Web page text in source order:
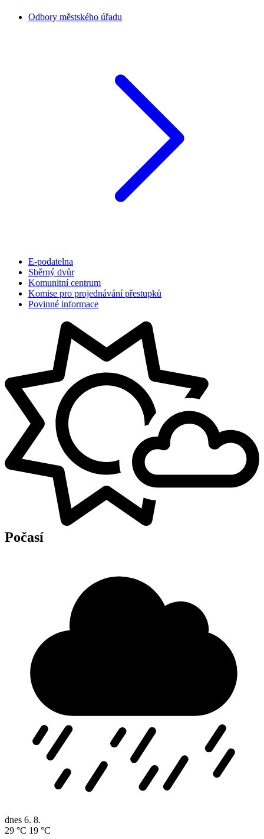
Odbory městského úřadu
E-podatelna
Sběrný dvůr
Komunitní centrum
Komise pro projednávání přestupků
Povinné informace
Počasí
dnes 6. 8.
29 °C 19 °C